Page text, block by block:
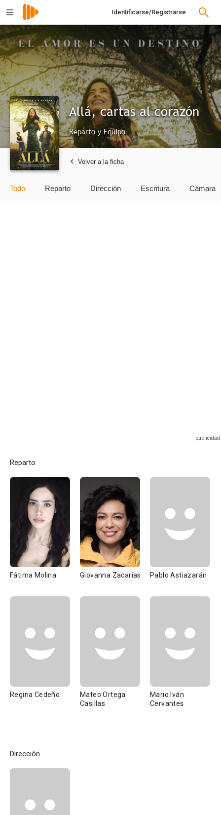
Identificarse/Registrarse
Allá, cartas al corazón
Reparto y Equipo
Volver a la ficha
Todo Reparto Dirección Escritura Cámara
Reparto
Fátima Molina Giovanna Zacarías Pablo Astiazarán
Regina Cedeño
Mateo Ortega
Casillas
Mario Iván
Cervantes
Dirección